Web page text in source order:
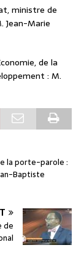
ministre de
Jean-Marie
de la
: M.
la porte-parole :
Baptiste
de